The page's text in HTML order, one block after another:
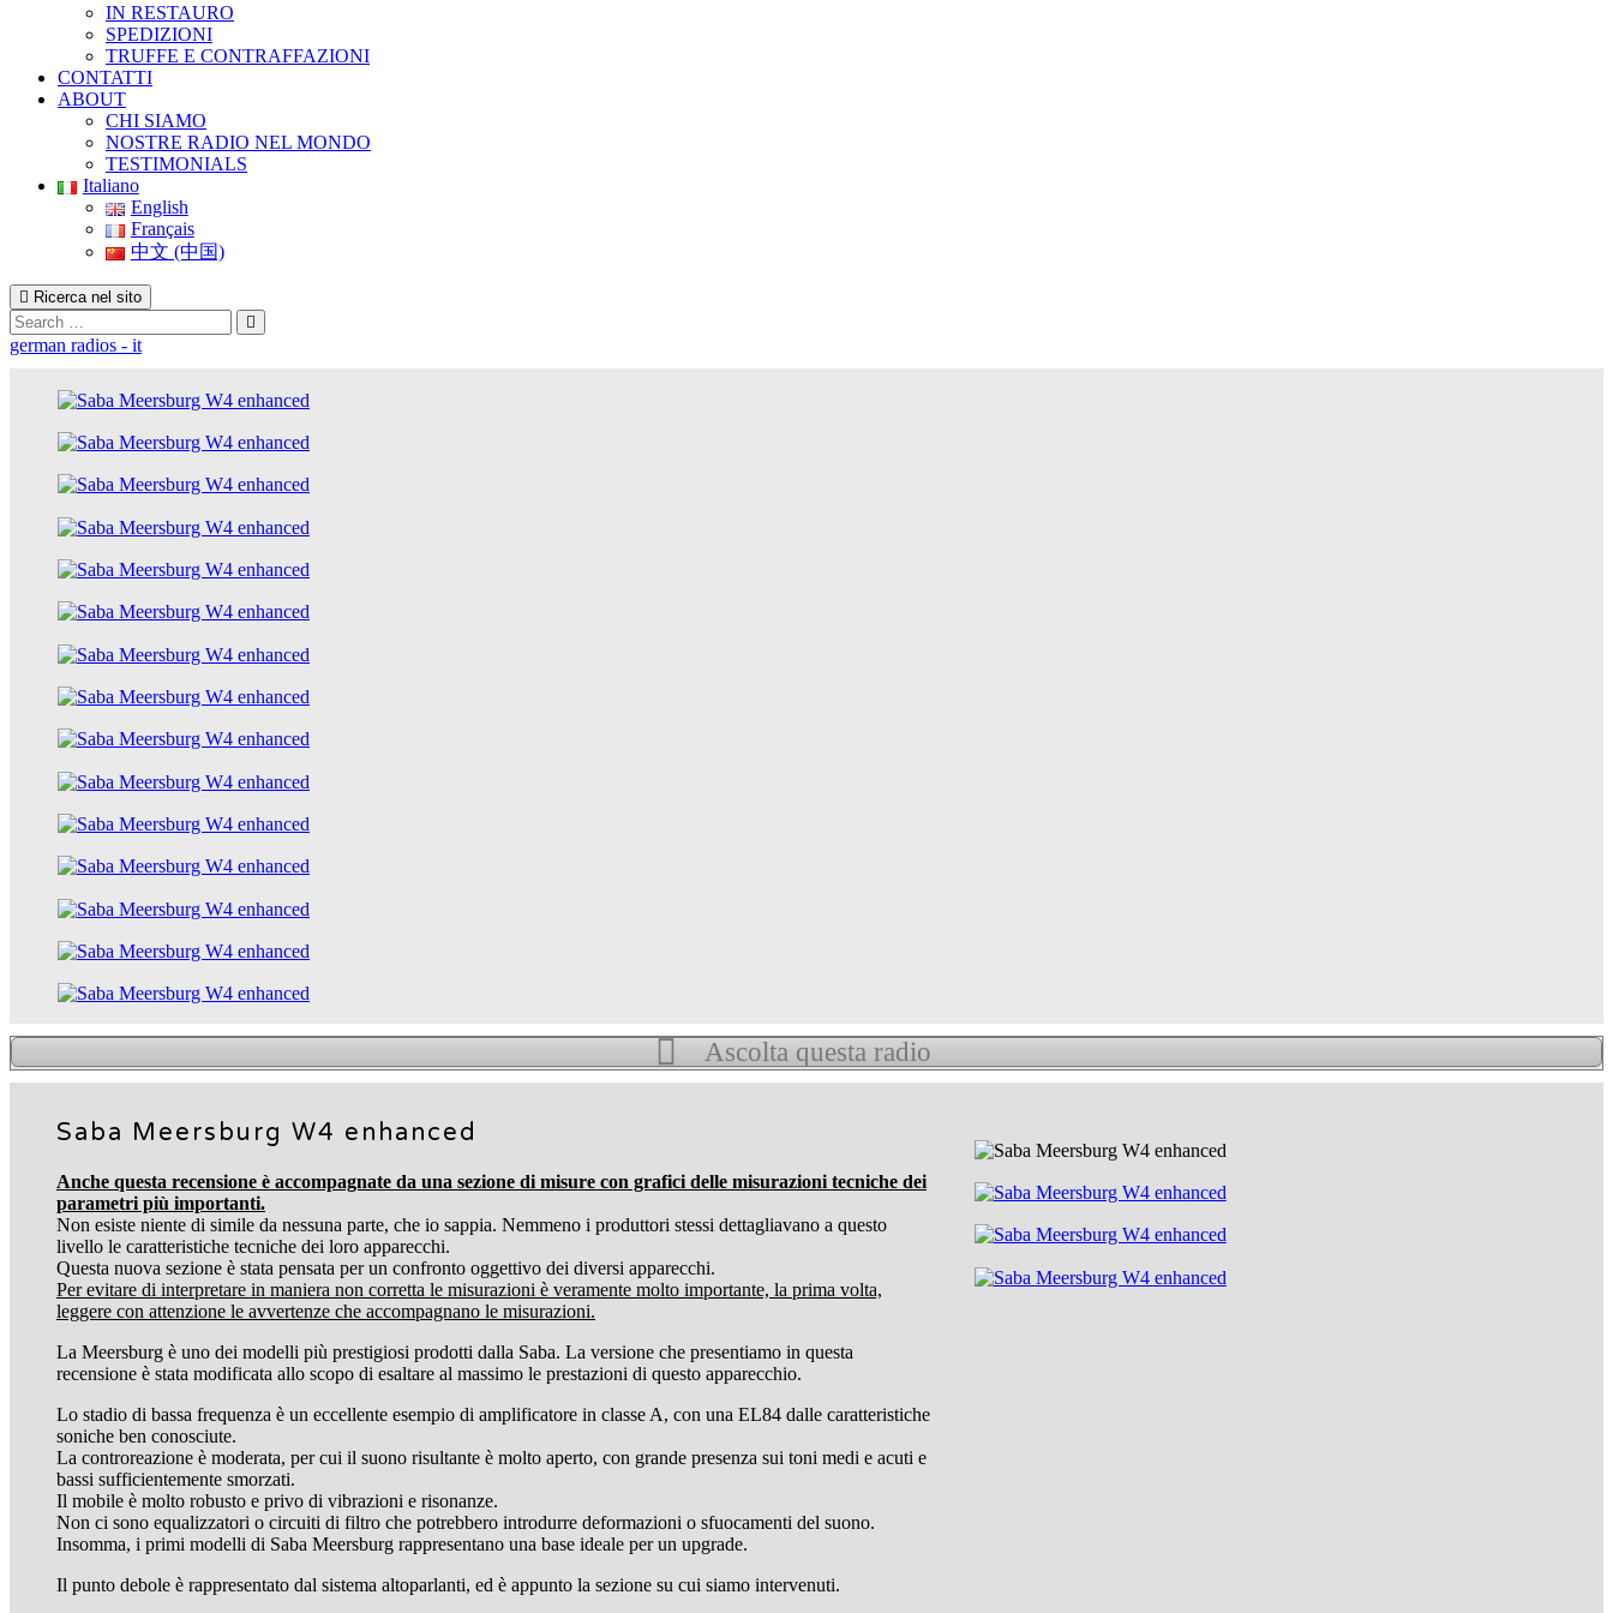
IN RESTAURO
SPEDIZIONI
TRUFFE E CONTRAFFAZIONI
CONTATTI
ABOUT
CHI SIAMO
NOSTRE RADIO NEL MONDO
TESTIMONIALS
Italiano
English
Français
中文 (中国)
Ricerca nel sito
Search
german radios - it
Ascolta questa radio
Saba Meersburg W4 enhanced
Anche questa recensione è accompagnate da una sezione di misure con grafici delle misurazioni tecniche dei
parametri più importanti.
Non esiste niente di simile da nessuna parte, che io sappia. Nemmeno i produttori stessi dettagliavano a questo
livello le caratteristiche tecniche dei loro apparecchi.
Questa nuova sezione è stata pensata per un confronto oggettivo dei diversi apparecchi.
Per evitare di interpretare in maniera non corretta le misurazioni è veramente molto importante, la prima volta,
leggere con attenzione le avvertenze che accompagnano le misurazioni.
La Meersburg è uno dei modelli più prestigiosi prodotti dalla Saba. La versione che presentiamo in questa
recensione è stata modificata allo scopo di esaltare al massimo le prestazioni di questo apparecchio.
Lo stadio di bassa frequenza è un eccellente esempio di amplificatore in classe A, con una EL84 dalle caratteristiche
soniche ben conosciute.
La controreazione è moderata, per cui il suono risultante è molto aperto, con grande presenza sui toni medi e acuti e
bassi sufficientemente smorzati.
Il mobile è molto robusto e privo di vibrazioni e risonanze.
Non ci sono equalizzatori o circuiti di filtro che potrebbero introdurre deformazioni o sfuocamenti del suono.
Insomma, i primi modelli di Saba Meersburg rappresentano una base ideale per un upgrade.
Il punto debole è rappresentato dal sistema altoparlanti, ed è appunto la sezione su cui siamo intervenuti.